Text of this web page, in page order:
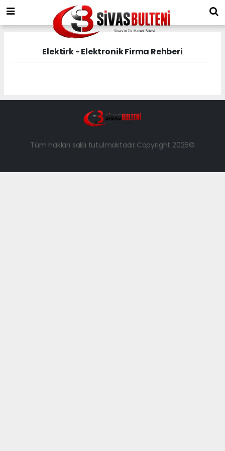
Elektirk - Elektronik Firma Rehberi
Tüm hakları saklı tutulmaktadır.Copyright 2026©